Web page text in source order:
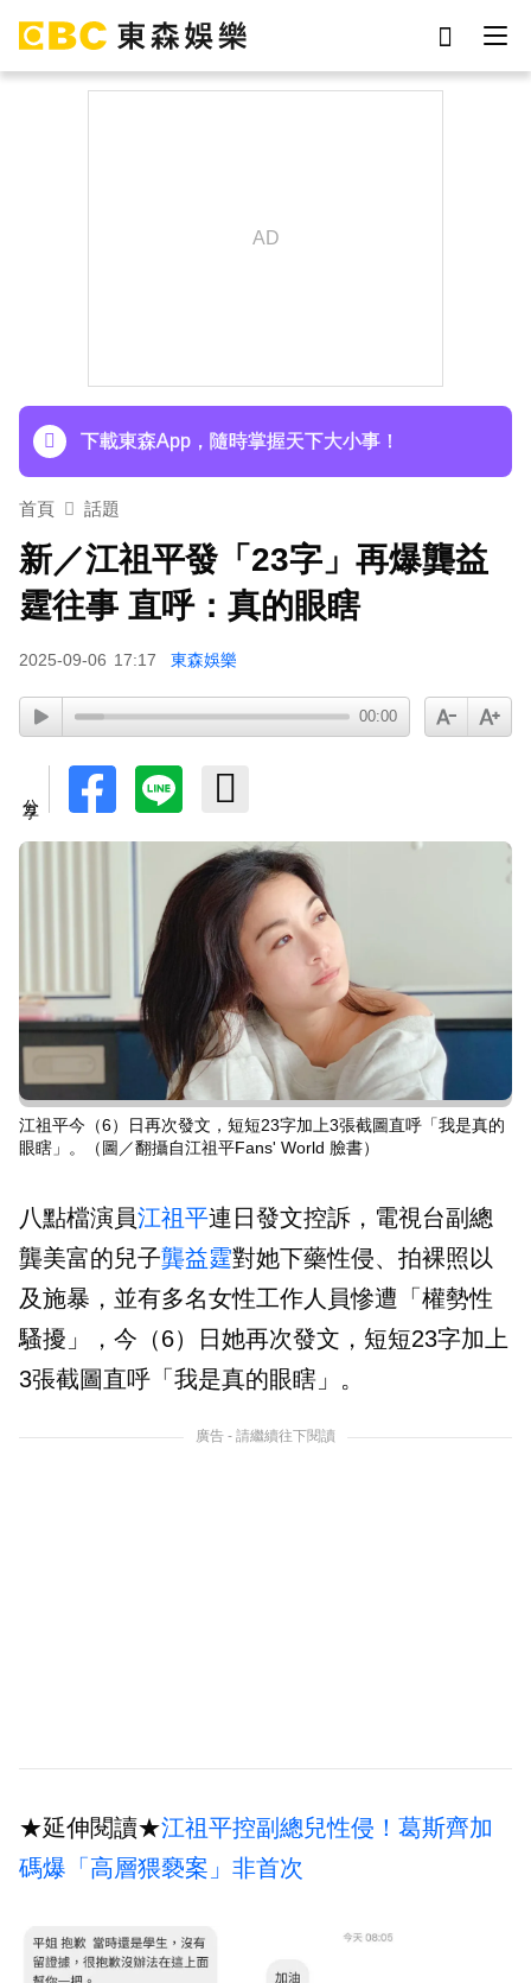
下載東森App，隨時掌握天下大小事！
首頁 話題
新／江祖平發「23字」再爆龔益
霆往事 直呼：真的眼瞎
2025-09-06 17:17 東森娛樂
00:00
江祖平今（6）日再次發文，短短23字加上3張截圖直呼「我是真的
眼瞎」。（圖／翻攝自江祖平Fans' World 臉書）
八點檔演員江祖平連日發文控訴，電視台副總
龔美富的兒子龔益霆對她下藥性侵、拍裸照以
及施暴，並有多名女性工作人員慘遭「權勢性
騷擾」，今（6）日她再次發文，短短23字加上
3張截圖直呼「我是真的眼瞎」。
廣告 - 請繼續往下閱讀
★延伸閱讀★江祖平控副總兒性侵！葛斯齊加
碼爆「高層猥褻案」非首次